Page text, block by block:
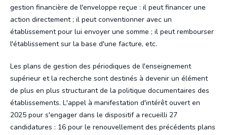
gestion financière de l'enveloppe reçue : il peut financer une
action directement ; il peut conventionner avec un
établissement pour lui envoyer une somme ; il peut rembourser
l'établissement sur la base d'une facture, etc.
Les plans de gestion des périodiques de l'enseignement
supérieur et la recherche sont destinés à devenir un élément
de plus en plus structurant de la politique documentaires des
établissements. L'appel à manifestation d'intérêt ouvert en
2025 pour s'engager dans le dispositif a recueilli 27
candidatures : 16 pour le renouvellement des précédents plans